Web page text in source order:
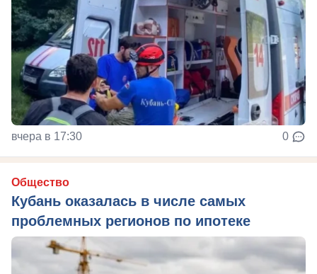
вчера в 17:30 0
Общество
Кубань оказалась в числе самых
проблемных регионов по ипотеке